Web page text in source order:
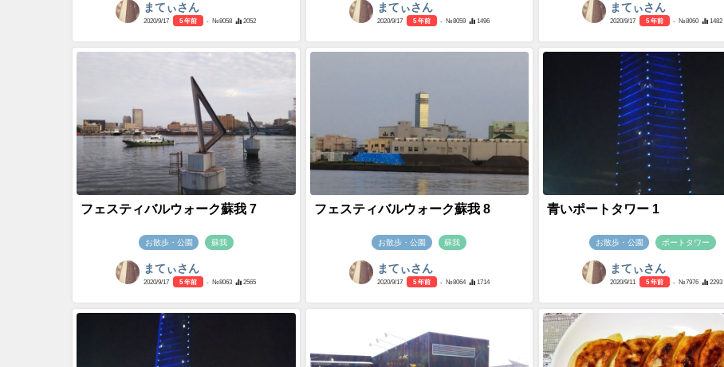
まてぃさん
2020/9/17 5 年前 - №8058 2052
まてぃさん
2020/9/17 5 年前 - №8059 1496
まてぃさん
2020/9/17 5 年前 - №8060 1482
フェスティバルウォーク蘇我 7
お散歩・公園 蘇我
まてぃさん
2020/9/17 5 年前 - №8063 2565
フェスティバルウォーク蘇我 8
お散歩・公園 蘇我
まてぃさん
2020/9/17 5 年前 - №8064 1714
青いポートタワー 1
お散歩・公園 ポートタワー
まてぃさん
2020/9/11 5 年前 - №7976 2293